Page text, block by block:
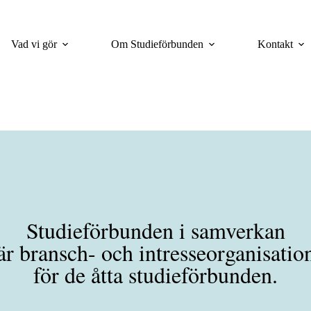
Vad vi gör Om Studieförbunden Kontakt
Studieförbunden i samverkan
bransch- och
för de åtta studieförbunden.